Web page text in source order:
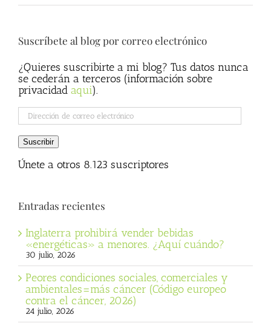
Suscríbete al blog por correo electrónico
¿Quieres suscribirte a mi blog? Tus datos nunca
se cederán a terceros (información sobre
privacidad aqui).
Dirección
de
correo
electrónico
Suscribir
Únete a otros 8.123 suscriptores
Entradas recientes
Inglaterra prohibirá vender bebidas
«energéticas» a menores. ¿Aquí cuándo?
30 julio, 2026
Peores condiciones sociales, comerciales y
ambientales=más cáncer (Código europeo
contra el cáncer, 2026)
24 julio, 2026